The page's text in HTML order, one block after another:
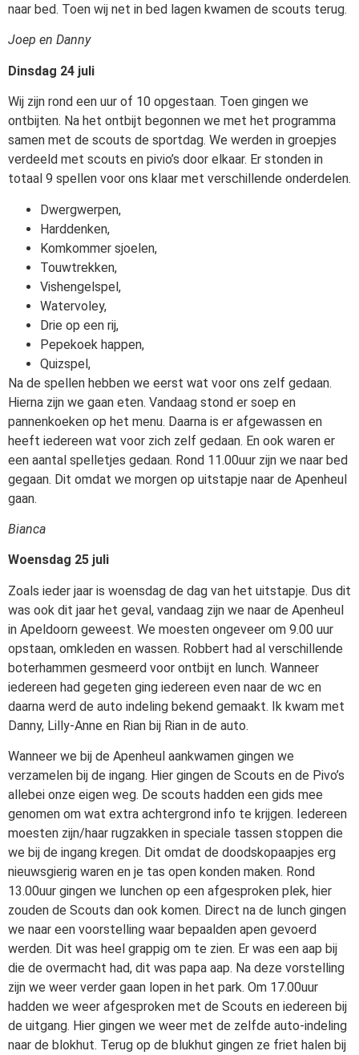
naar bed. Toen wij net in bed lagen kwamen de scouts terug.
Joep en Danny
Dinsdag 24 juli
Wij zijn rond een uur of 10 opgestaan. Toen gingen we
ontbijten. Na het ontbijt begonnen we met het programma
samen met de scouts de sportdag. We werden in groepjes
verdeeld met scouts en pivio’s door elkaar. Er stonden in
totaal 9 spellen voor ons klaar met verschillende onderdelen.
Dwergwerpen,
Harddenken,
Komkommer sjoelen,
Touwtrekken,
Vishengelspel,
Watervoley,
Drie op een rij,
Pepekoek happen,
Quizspel,
Na de spellen hebben we eerst wat voor ons zelf gedaan.
Hierna zijn we gaan eten. Vandaag stond er soep en
pannenkoeken op het menu. Daarna is er afgewassen en
heeft iedereen wat voor zich zelf gedaan. En ook waren er
een aantal spelletjes gedaan. Rond 11.00uur zijn we naar bed
gegaan. Dit omdat we morgen op uitstapje naar de Apenheul
gaan.
Bianca
Woensdag 25 juli
Zoals ieder jaar is woensdag de dag van het uitstapje. Dus dit
was ook dit jaar het geval, vandaag zijn we naar de Apenheul
in Apeldoorn geweest. We moesten ongeveer om 9.00 uur
opstaan, omkleden en wassen. Robbert had al verschillende
boterhammen gesmeerd voor ontbijt en lunch. Wanneer
iedereen had gegeten ging iedereen even naar de wc en
daarna werd de auto indeling bekend gemaakt. Ik kwam met
Danny, Lilly-Anne en Rian bij Rian in de auto.
Wanneer we bij de Apenheul aankwamen gingen we
verzamelen bij de ingang. Hier gingen de Scouts en de Pivo’s
allebei onze eigen weg. De scouts hadden een gids mee
genomen om wat extra achtergrond info te krijgen. Iedereen
moesten zijn/haar rugzakken in speciale tassen stoppen die
we bij de ingang kregen. Dit omdat de doodskopaapjes erg
nieuwsgierig waren en je tas open konden maken. Rond
13.00uur gingen we lunchen op een afgesproken plek, hier
zouden de Scouts dan ook komen. Direct na de lunch gingen
we naar een voorstelling waar bepaalden apen gevoerd
werden. Dit was heel grappig om te zien. Er was een aap bij
die de overmacht had, dit was papa aap. Na deze vorstelling
zijn we weer verder gaan lopen in het park. Om 17.00uur
hadden we weer afgesproken met de Scouts en iedereen bij
de uitgang. Hier gingen we weer met de zelfde auto-indeling
naar de blokhut. Terug op de blukhut gingen ze friet halen bij